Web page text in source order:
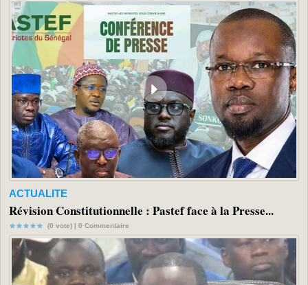
ACTUALITE
Révision Constitutionnelle : Pastef face à la Presse...
(0 vote) | 0 Commentaire